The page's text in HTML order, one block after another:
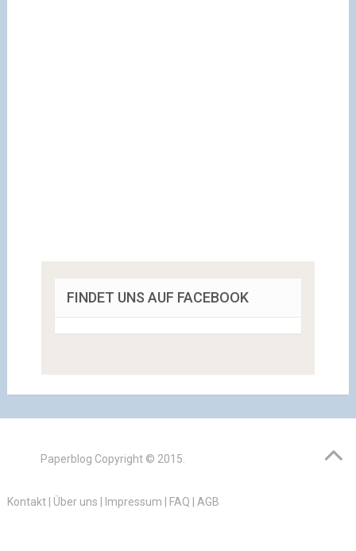
FINDET UNS AUF FACEBOOK
Paperblog Copyright © 2015.
Kontakt| Über uns Impressum FAQ AGB